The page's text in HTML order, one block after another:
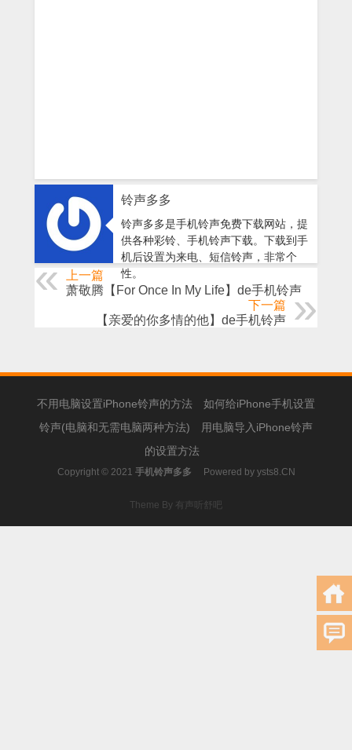
铃声多多
铃声多多是手机铃声免费下载网站，提
供各种彩铃、手机铃声下载。下载到手
机后设置为来电、短信铃声，非常个
性。
上一篇
萧敬腾【For Once In My Life】de手机铃声
下一篇
【亲爱的你多情的他】de手机铃声
不用电脑设置iPhone铃声的方法
如何给iPhone手机设置
铃声(电脑和无需电脑两种方法)
用电脑导入iPhone铃声
的设置方法
Copyright © 2021 手机铃声多多 Powered by ysts8.CN
Theme By 有声听舒吧